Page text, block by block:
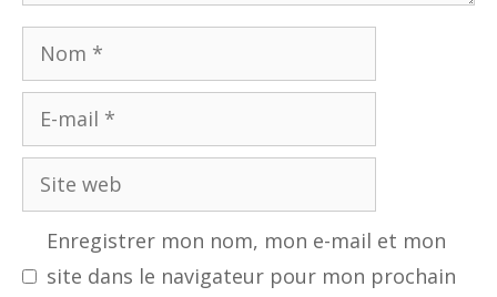
Nom
mail
Site
web
Enregistrer mon nom, mon e-mail et mon
site dans le navigateur pour mon prochain